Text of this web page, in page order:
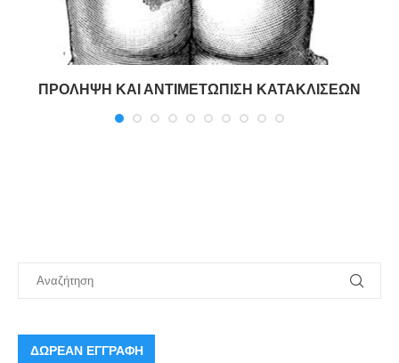
ΠΡΟΛΗΨΗ ΚΑΙ ΑΝΤΙΜΕΤΩΠΙΣΗ ΚΑΤΑΚΛΙΣΕΩΝ
ΔΩΡΕΑΝ ΕΓΓΡΑΦΗ